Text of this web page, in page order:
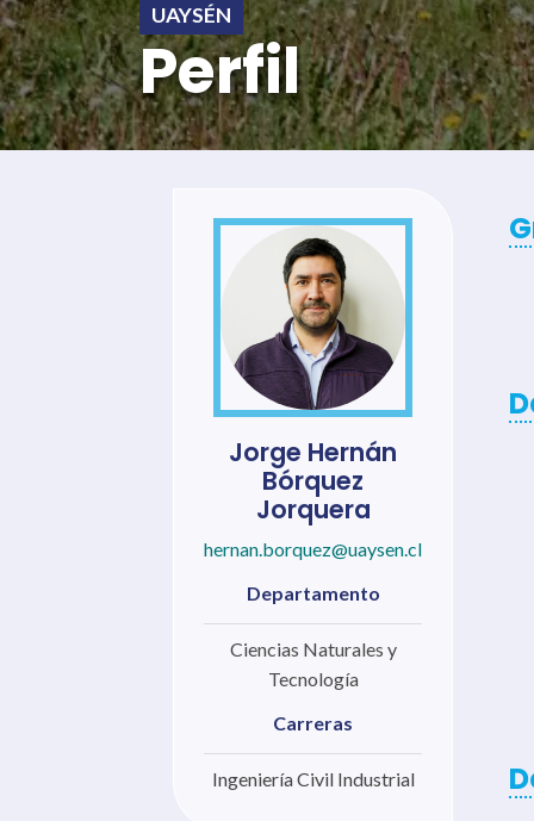
UAYSÉN
Perfil
Jorge Hernán
Bórquez
Jorquera
hernan.borquez@uaysen.cl
Departamento
Ciencias Naturales y
Tecnología
Carreras
Ingeniería Civil Industrial